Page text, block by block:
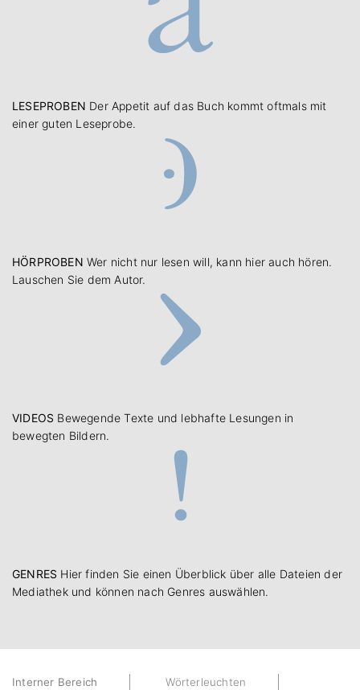
LESEPROBEN Der Appetit auf das Buch kommt oftmals mit
einer guten Leseprobe.
HÖRPROBEN Wer nicht nur lesen will, kann hier auch hören.
Lauschen Sie dem Autor.
VIDEOS Bewegende Texte und lebhafte Lesungen in
bewegten Bildern.
GENRES Hier finden Sie einen Überblick über alle Dateien der
Mediathek und können nach Genres auswählen.
Interner Bereich Wörterleuchten